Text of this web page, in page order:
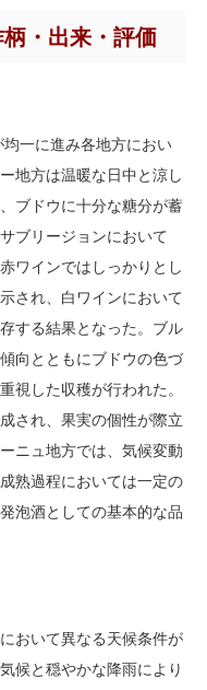
・出来・評価
一に進み各地方におい
地方は温暖な日中と涼し
ブドウに十分な糖分が蓄
ブリージョンにおいて
ワインではしっかりとし
され、白ワインにおいて
する結果となった。ブル
向とともにブドウの色づ
視した収穫が行われた。
され、果実の個性が際立
ニュ地方では、気候変動
熟過程においては一定の
泡酒としての基本的な品
おいて異なる天候条件が
候と穏やかな降雨により